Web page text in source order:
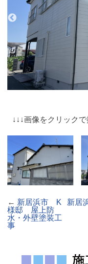
↓↓↓画像をクリック
新居
← 新居浜市 K
様邸 屋上防
水・外壁塗装工
事